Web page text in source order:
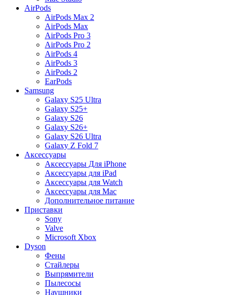
AirPods
AirPods Max 2
AirPods Max
AirPods Pro 3
AirPods Pro 2
AirPods 4
AirPods 3
AirPods 2
EarPods
Samsung
Galaxy S25 Ultra
Galaxy S25+
Galaxy S26
Galaxy S26+
Galaxy S26 Ultra
Galaxy Z Fold 7
Аксессуары
Аксессуары Для iPhone
Аксессуары для iPad
Аксессуары для Watch
Аксессуары для Mac
Дополнительное питание
Приставки
Sony
Valve
Microsoft Xbox
Dyson
Фены
Стайлеры
Выпрямители
Пылесосы
Наушники